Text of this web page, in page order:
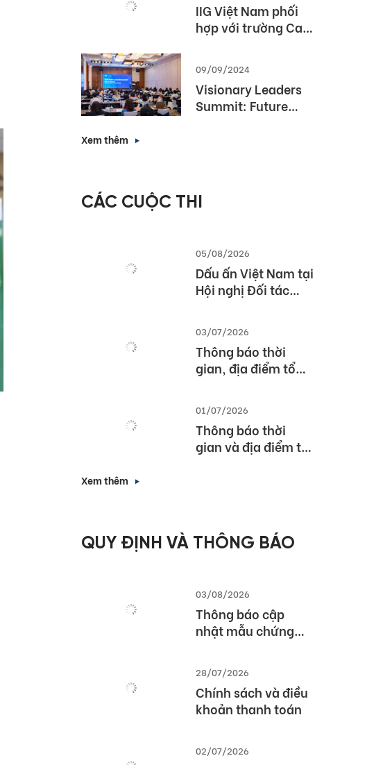
IIG Việt Nam phối
hợp với trường Cao
“TOEIC- Chuẩn đầu
ra tiếng Anh- Bí
Quyết chinh phục
09/09/2024
Visionary Leaders
Summit: Future
trong nhà trường
Xem thêm
CÁC CUỘC THI
05/08/2026
Dấu ấn Việt Nam tại
Hội nghị Đối tác
Partner Summit –
GPS) 2026
03/07/2026
Thông báo thời
gian, địa điểm tổ
TOEFL Challenge
năm học 2025 –
2026
01/07/2026
Thông báo thời
gian và địa điểm tổ
2026
Xem thêm
QUY ĐỊNH VÀ THÔNG BÁO
03/08/2026
Thông báo cập
nhật mẫu chứng
Speaking
28/07/2026
Chính sách và điều
khoản thanh toán
02/07/2026